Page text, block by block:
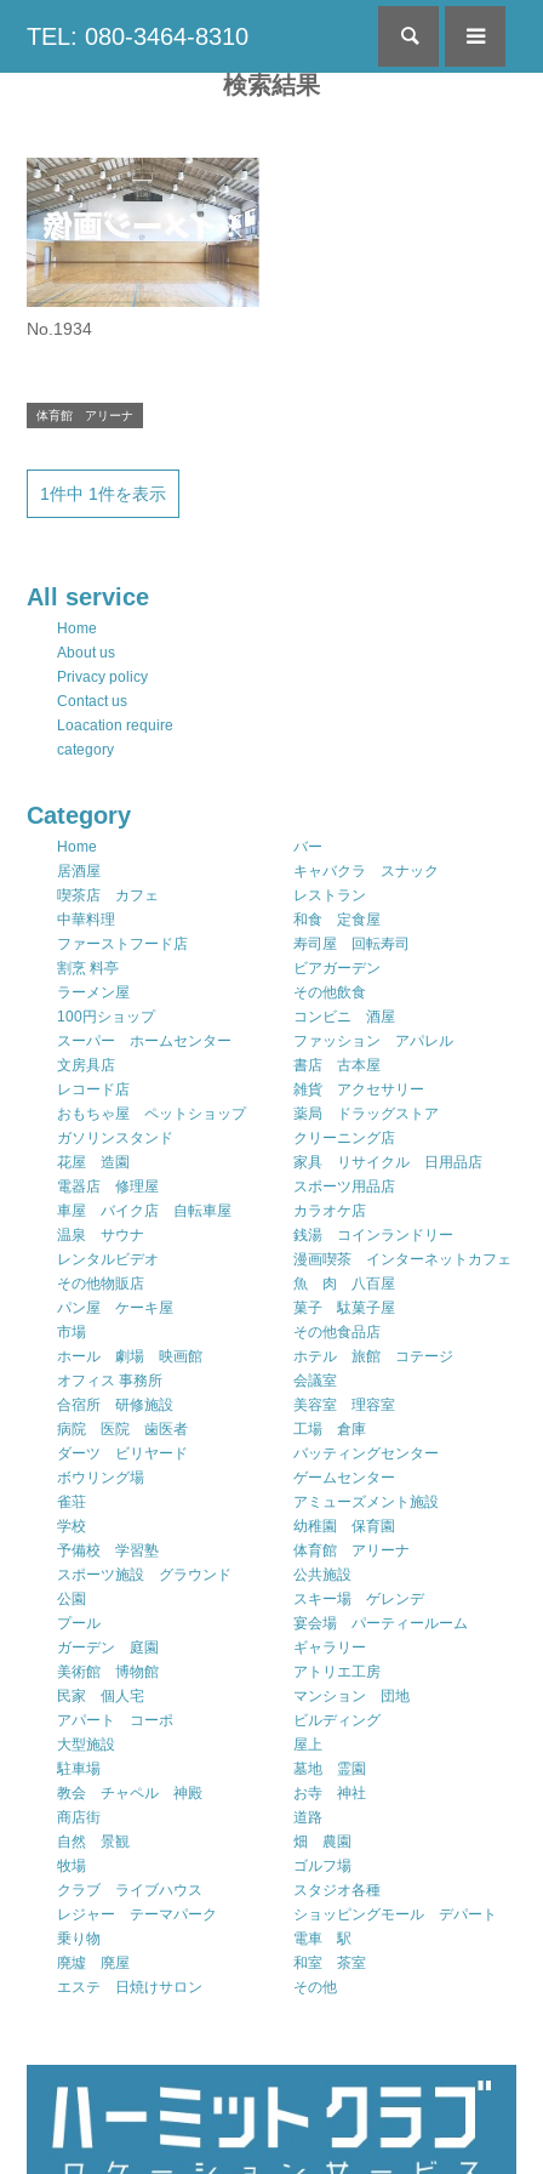
TEL: 080-3464-8310 検索
検索結果
No.1934
体育館 アリーナ
1件中 1件を表示
All service
Home
About us
Privacy policy
Contact us
Loacation require
category
Category
Home
バー
居酒屋
キャバクラ スナック
喫茶店 カフェ
レストラン
中華料理
和食 定食屋
ファーストフード店
寿司屋 回転寿司
割烹 料亭
ビアガーデン
ラーメン屋
その他飲食
100円ショップ
コンビニ 酒屋
スーパー ホームセンター
ファッション アパレル
文房具店
書店 古本屋
レコード店
雑貨 アクセサリー
おもちゃ屋 ペットショップ
薬局 ドラッグストア
ガソリンスタンド
クリーニング店
花屋 造園
家具 リサイクル 日用品店
電器店 修理屋
スポーツ用品店
車屋 バイク店 自転車屋
カラオケ店
温泉 サウナ
銭湯 コインランドリー
レンタルビデオ
漫画喫茶 インターネットカフェ
その他物販店
魚 肉 八百屋
パン屋 ケーキ屋
菓子 駄菓子屋
市場
その他食品店
ホール 劇場 映画館
ホテル 旅館 コテージ
オフィス 事務所
会議室
合宿所 研修施設
美容室 理容室
病院 医院 歯医者
工場 倉庫
ダーツ ビリヤード
バッティングセンター
ボウリング場
ゲームセンター
雀荘
アミューズメント施設
学校
幼稚園 保育園
予備校 学習塾
体育館 アリーナ
スポーツ施設 グラウンド
公共施設
公園
スキー場 ゲレンデ
プール
宴会場 パーティールーム
ガーデン 庭園
ギャラリー
美術館 博物館
アトリエ工房
民家 個人宅
マンション 団地
アパート コーポ
ビルディング
大型施設
屋上
駐車場
墓地 霊園
教会 チャペル 神殿
お寺 神社
商店街
道路
自然 景観
畑 農園
牧場
ゴルフ場
クラブ ライブハウス
スタジオ各種
レジャー テーマパーク
ショッピングモール デパート
乗り物
電車 駅
廃墟 廃屋
和室 茶室
エステ 日焼けサロン
その他